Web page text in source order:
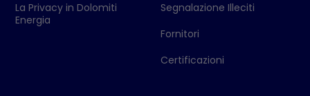
La Privacy in Dolomiti
Energia
Segnalazione Illeciti
Fornitori
Certificazioni